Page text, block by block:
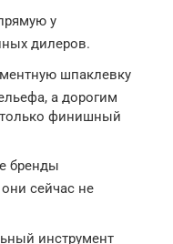
у
дилеров.
шпаклевку
а дорогим
финишный
бренды
сейчас не
инструмент